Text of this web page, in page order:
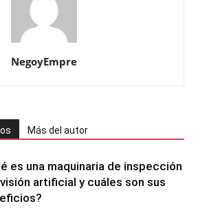
NegoyEmpre
Más del autor
es una maquinaria de inspección
artificial y cuáles son sus